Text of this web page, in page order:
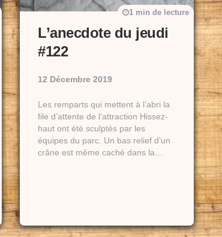
L’anecdote du jeudi
#122
12 Décembre 2019
1 min de lecture
Les remparts qui mettent à l’abri la
file d’attente de l’attraction Hissez-
haut ont été sculptés par les
équipes du parc. Un bas relief d’un
crâne est même caché dans la…